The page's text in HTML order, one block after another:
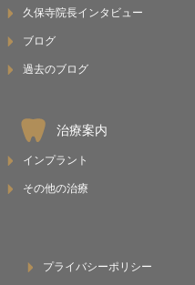
久保寺院長インタビュー
ブログ
過去のブログ
治療案内
インプラント
その他の治療
プライバシーポリシー